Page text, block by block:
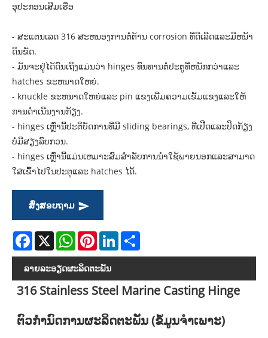
ອຸປະກອນເສີມເຮືອ
- ສະແຕນເລດ 316 ສະຫນອງການຕໍ່ຕ້ານ corrosion ທີ່ດີເລີດແລະມີຫນ້າ
ດິນຂັດ.
- ມັນຈະຢູ່ໄດ້ດົນເຖິງແມ່ນວ່າ hinges ທົນທານຕໍ່ປະຕູທີ່ຫນັກກວ່າແລະ
hatches ຂະຫນາດໃຫຍ່.
- knuckle ຂະ​ຫນາດ​ໃຫຍ່​ແລະ pin ແຂງ​ເພີ່ມ​ຄວາມ​ເຂັ້ມ​ແຂງ​ແລະ​ໃຫ້​
ການ​ດໍາ​ເນີນ​ງານ​ກ້ຽງ​.
- hinges ເຫຼົ່າ​ນີ້​ປະ​ຕິ​ບັດ​ການ​ທີ່​ມີ sliding bearings​, ທີ່​ເປີດ​ແລະ​ປິດ​ກ້ຽງ​
ບໍ່​ມີ​ສຽງ​ລົບ​ກວນ​.
- hinges ເຫຼົ່ານີ້ແມ່ນເຫມາະສົມສໍາລັບການນໍາໃຊ້ພາຍນອກແລະສາມາດ
ໃສ່ເຂົ້າໄປໃນປະຕູແລະ hatches ໄດ້.
ສົ່ງສອບຖາມ
Facebook
X WhatsAppPinterestLinkedIn
ລາຍ​ລະ​ອຽດ​ຜະ​ລິດ​ຕະ​ພັນ
316 Stainless Steel Marine Casting Hinge
ຕົວກໍານົດການຜະລິດຕະພັນ (ຂໍ້ມູນຈໍາເພາະ)